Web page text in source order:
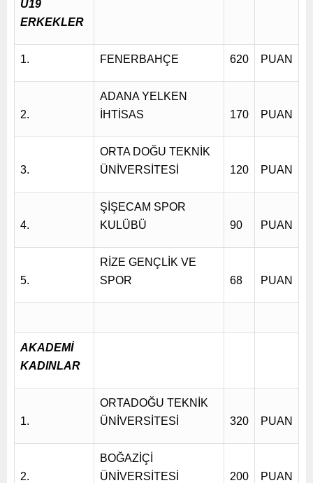
U19
ERKEKLER
1. FENERBAHÇE 620 PUAN
2.
ADANA YELKEN
İHTİSAS
170 PUAN
3.
ORTA DOĞU TEKNİK
ÜNİVERSİTESİ
120 PUAN
4.
ŞİŞECAM SPOR
KULÜBÜ
90 PUAN
5.
RİZE GENÇLİK VE
SPOR
68 PUAN
AKADEMİ
KADINLAR
1.
ORTADOĞU TEKNİK
ÜNİVERSİTESİ
320 PUAN
2.
BOĞAZİÇİ
ÜNİVERSİTESİ
200 PUAN